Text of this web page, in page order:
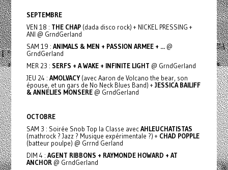
SEPTEMBRE
VEN 18 : THE CHAP(dada disco rock) + NICKEL PRESSING +
ANI @ GrndGerland
SAM 19 : ANIMALS & MEN + PASSION ARMEE + ...@
GrndGerland
MER 23 : SERFS + A WAKE + INFINITE LIGHT @ GrndGerland
JEU 24 : AMOLVACY(avec Aaron de Volcano the bear, son
épouse, et un gars de No Neck Blues Band) +JESSICA BAILIFF
& ANNELIES MONSERE @ GrndGerland
OCTOBRE
SAM 3 : Soirée Snob Top la Classe avecAHLEUCHATISTAS
(mathrock ? Jazz ? Musique expérimentale ?) +CHAD POPPLE
(batteur poulpe) @ Grrnd Gerland
DIM 4 : AGENT RIBBONS + RAYMONDE HOWARD + AT
ANCHOR@ GrndGerland